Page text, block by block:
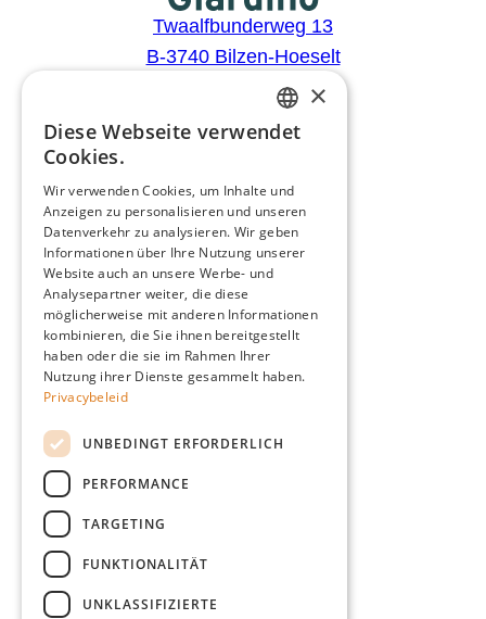
Twaalfbunderweg 13
B-3740 Bilzen-Hoeselt
BTW: BE0441.446.505
Configurator
Catalogus
Producten
Advies
Blog
Giardino
Team
DUTCH
ENGLISH
GERMAN
×
Diese Webseite verwendet
Cookies.
Wir verwenden Cookies, um Inhalte und
Anzeigen zu personalisieren und unseren
Datenverkehr zu analysieren. Wir geben
Informationen über Ihre Nutzung unserer
Website auch an unsere Werbe- und
Analysepartner weiter, die diese
möglicherweise mit anderen Informationen
kombinieren, die Sie ihnen bereitgestellt
haben oder die sie im Rahmen Ihrer
Nutzung ihrer Dienste gesammelt haben.
Privacybeleid
UNBEDINGT ERFORDERLICH
PERFORMANCE
TARGETING
FUNKTIONALITÄT
UNKLASSIFIZIERTE